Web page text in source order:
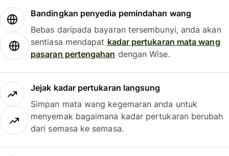
Bandingkan penyedia pemindahan wang
Bebas daripada bayaran tersembunyi, anda akan
sentiasa mendapat kadar pertukaran mata wang
pasaran pertengahan dengan Wise.
Jejak kadar pertukaran langsung
Simpan mata wang kegemaran anda untuk
menyemak bagaimana kadar pertukaran berubah
dari semasa ke semasa.